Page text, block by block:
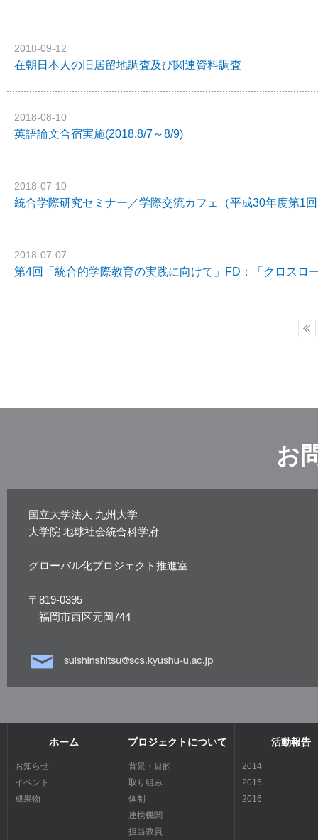
2018-09-12
在朝日本人の旧居留地調査及び関連資料調査
2018-08-10
英語論文合宿実施(2018.8/7～8/9)
2018-07-10
統合学際研究セミナー／学際交流カフェ（平成30年度第1
2018-07-07
第4回「統合的学際教育の実践に向けて」FD：「クロス
お
国立大学法人 九州大学
大学院 地球社会統合科学府
グローバル化プロジェクト推進室
〒819-0395
福岡市西区元岡744
ホーム
お知らせ
イベント
成果物
プロジェクトについて
背景・目的
取り組み
体制
連携機関
担当教員
活動報告
2014
2015
2016